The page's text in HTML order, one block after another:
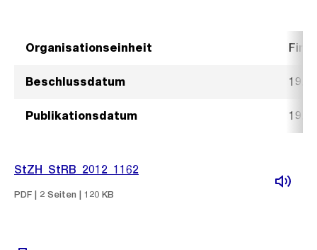
Organisationseinheit
Beschlussdatum 19.
Publikationsdatum 19.
StZH_StRB_2012_1162
PDF | 2 Seiten | 120 KB